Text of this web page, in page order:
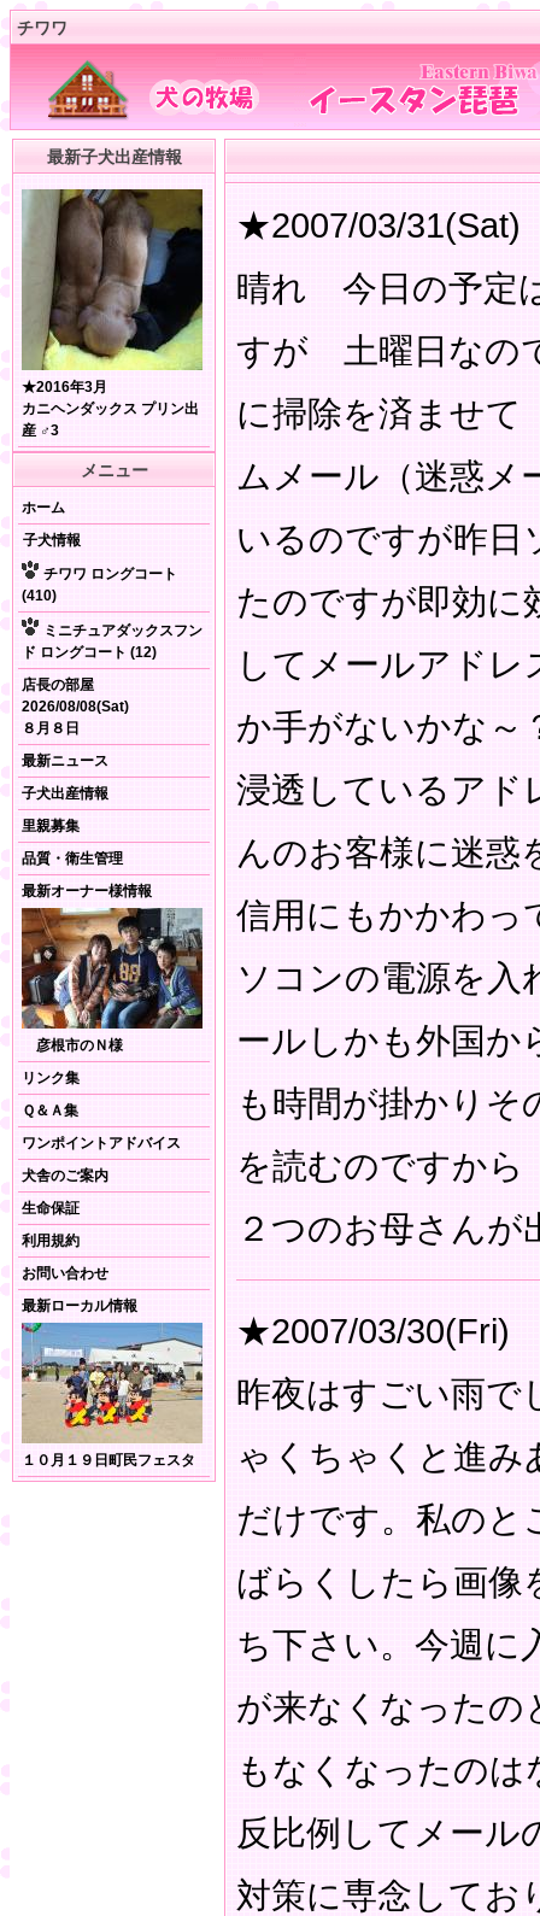
チワワ
最新子犬出産情報
★2016年3月
カニヘンダックス プリン出
産 ♂3
メニュー
ホーム
子犬情報
チワワ ロングコート
(410)
ミニチュアダックスフン
ド ロングコート (12)
店長の部屋
2026/08/08(Sat)
８月８日
最新ニュース
子犬出産情報
里親募集
品質・衛生管理
最新オーナー様情報
彦根市のＮ様
リンク集
Ｑ＆Ａ集
ワンポイントアドバイス
犬舎のご案内
生命保証
利用規約
お問い合わせ
最新ローカル情報
１０月１９日町民フェスタ
★2007/03/31(Sat)
晴れ 今日の予定
すが 土曜日なの
に掃除を済ませ
ムメール（迷惑メ
いるのですが昨日
たのですが即効に
してメールアド
か手がないかな
浸透しているアド
んのお客様に迷惑
信用にもかかわ
ソコンの電源を入
ールしかも外国か
も時間が掛かりそ
を読むのですか
２つのお母さんが
★2007/03/30(Fri)
昨夜はすごい雨で
ゃくちゃくと進み
だけです。私のと
ばらくしたら画像
ち下さい。今週に
が来なくなったの
もなくなったの
反比例してメール
対策に専念してお